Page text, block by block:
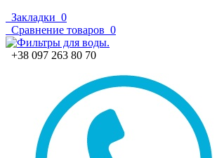
Закладки 0
Сравнение товаров 0
+38 097 263 80 70